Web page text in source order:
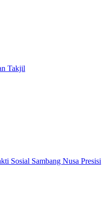
Takjil
Sosial Sambang Nusa Presisi